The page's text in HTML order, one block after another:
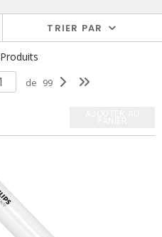
TRIER PAR
Produits
de 99